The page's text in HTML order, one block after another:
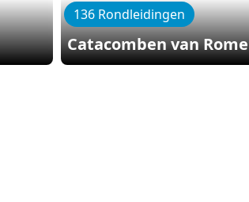
136 Rondleidingen
Catacomben van Rome